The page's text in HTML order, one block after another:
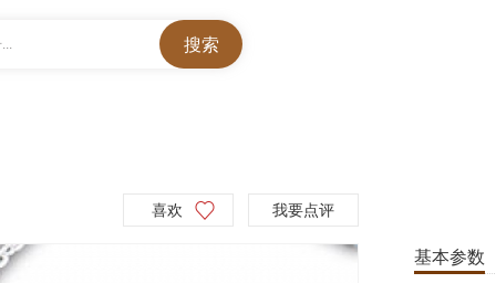
喜欢 我要点评
基本参数